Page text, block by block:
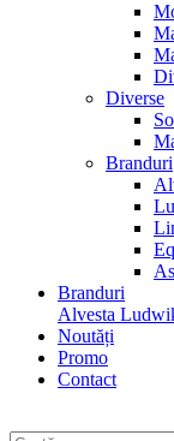
Diverse
Branduri
Branduri
Alvesta
Noutăți
Promo
Contact